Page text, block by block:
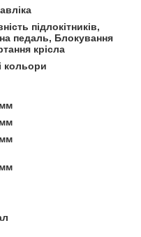
підлокітників,
педаль, Блокування
крісла
кольори